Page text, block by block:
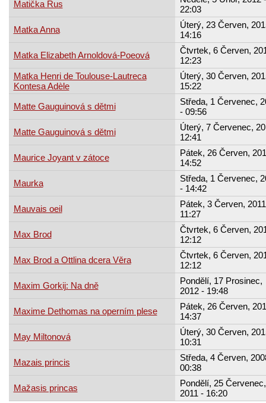
Matička Rus
22:03
Matka Anna
Úterý, 23 Červen,
14:16
Matka Elizabeth Arnoldová-Poeová
Čtvrtek, 6 Červen,
12:23
Matka Henri de Toulouse-Lautreca
Kontesa Adèle
Úterý, 30 Červen,
15:22
Matte Gauguinová s dětmi
Středa, 1 Červenec,
- 09:56
Matte Gauguinová s dětmi
Úterý, 7 Červenec,
12:41
Maurice Joyant v zátoce
Pátek, 26 Červen,
14:52
Maurka
Středa, 1 Červenec,
- 14:42
Mauvais oeil
Pátek, 3 Červen,
11:27
Max Brod
Čtvrtek, 6 Červen,
12:12
Max Brod a Ottlina dcera Věra
Čtvrtek, 6 Červen,
12:12
Maxim Gorkij: Na dně
Pondělí, 17 Prosinec,
2012 - 19:48
Maxime Dethomas na operním plese
Pátek, 26 Červen,
14:37
May Miltonová
Úterý, 30 Červen,
10:31
Mazais princis
Středa, 4 Červen,
00:38
Mažasis princas
Pondělí, 25 Červenec,
2011 - 16:20